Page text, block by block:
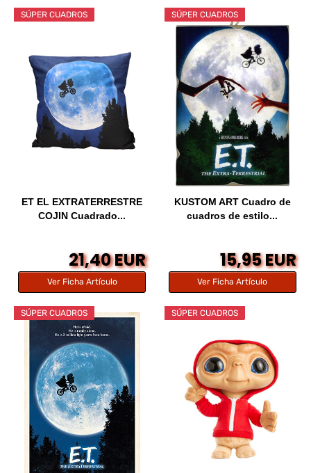
SÚPER CUADROS
ET EL EXTRATERRESTRE
COJIN Cuadrado...
21,40 EUR
Ver Ficha Artículo
SÚPER CUADROS
KUSTOM ART Cuadro de
cuadros de estilo...
15,95 EUR
Ver Ficha Artículo
SÚPER CUADROS SÚPER CUADROS